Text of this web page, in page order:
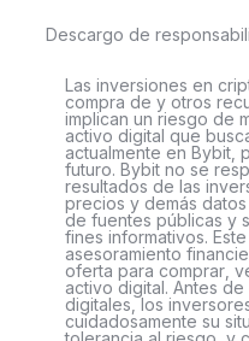
Descargo de
Las inversiones en
compra de y otros
implican un riesgo de
activo digital que
actualmente en Bybit,
futuro. Bybit no se
resultados de las
precios y demás
de fuentes públicas y
fines informativos.
asesoramiento
oferta para comprar,
activo digital. Antes
digitales, los
cuidadosamente su